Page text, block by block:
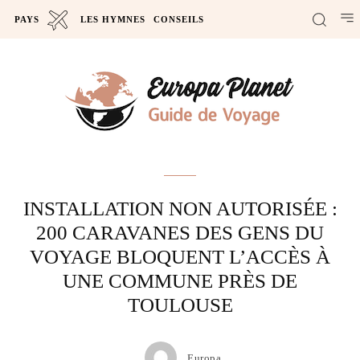
PAYS LES HYMNES CONSEILS
INSTALLATION NON AUTORISÉE :
200 CARAVANES DES GENS DU
VOYAGE BLOQUENT L’ACCÈS À
UNE COMMUNE PRÈS DE
TOULOUSE
Europa